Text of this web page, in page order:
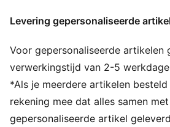
Levering gepersonaliseerde
Voor gepersonaliseerde artikelen
verwerkingstijd van 2-5
*Als je meerdere artikelen
rekening mee dat alles samen
gepersonaliseerde artikel